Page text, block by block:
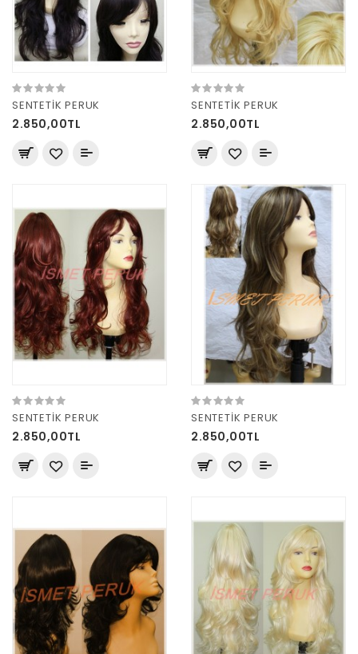
SENTETİK PERUK
2.850,00TL
SENTETİK PERUK
2.850,00TL
SENTETİK PERUK
2.850,00TL
SENTETİK PERUK
2.850,00TL